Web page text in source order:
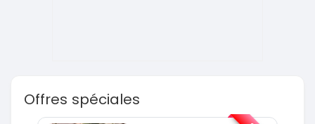
Offres spéciales